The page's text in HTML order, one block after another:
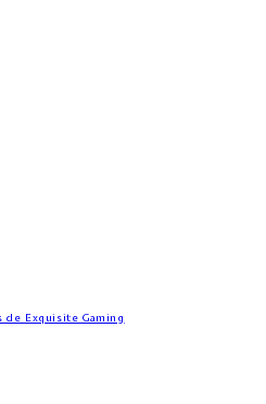
de Exquisite Gaming